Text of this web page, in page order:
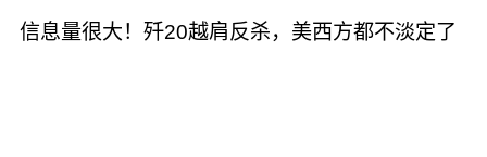
信息量很大！歼20越肩反杀，美西方都不淡定了